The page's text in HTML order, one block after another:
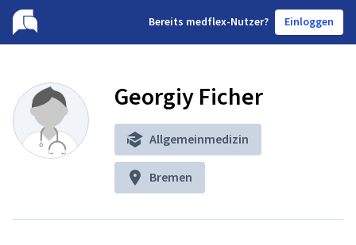
Bereits medflex-Nutzer? Einloggen
Georgiy Ficher
Allgemeinmedizin
Bremen